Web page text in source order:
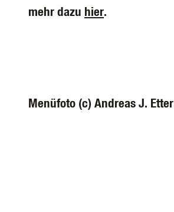
mehr dazu hier.
Menüfoto (c) Andreas J. Etter